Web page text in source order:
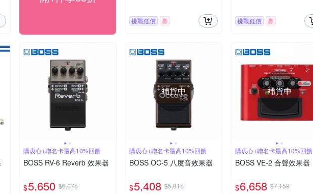
挑戰低價 券 挑戰低價 券
購衷心+聯名卡最高10%回饋
BOSS RV-6 Reverb 效果器
$5,650 $6,075
補貨中
購衷心+聯名卡最高10%回饋
BOSS OC-5 八度音效果器
$5,408 $5,815
補貨中
購衷心+聯名卡最高10%回饋
BOSS VE-2 合聲效果器
$6,658 $7,159